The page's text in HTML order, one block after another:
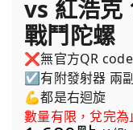
vs 紅浩克
戰鬥陀螺
❌無官方QR code
☑️有附發射器 兩
💪都是右迴旋
數量有限，兌完為